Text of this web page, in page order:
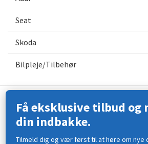
Seat
Skoda
Bilpleje/Tilbehør
Kontakt os
Åbningstider
Få eksklusive tilbud og
din indbakke.
Tilmeld dig og vær først til at høre om nye